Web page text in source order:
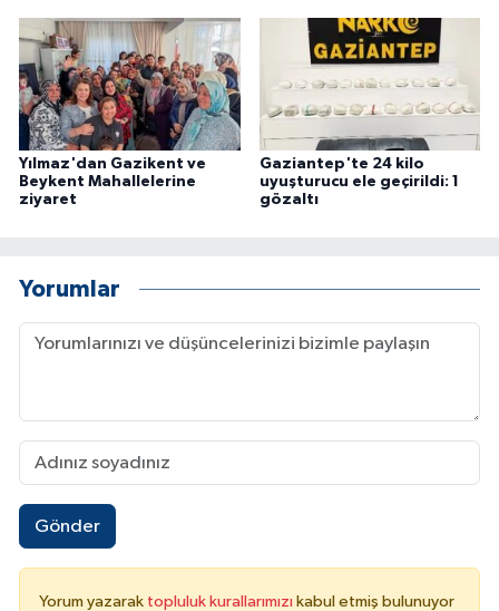
Yılmaz'dan Gazikent ve
Beykent Mahallelerine
ziyaret
Gaziantep'te 24 kilo
uyuşturucu ele geçirildi: 1
gözaltı
Yorumlar
Gönder
Yorum yazarak topluluk kurallarımızı kabul etmiş bulunuyor